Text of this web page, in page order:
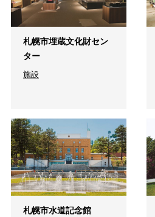
札幌市埋蔵文化財セン
ター
施設
札幌市水道記念館